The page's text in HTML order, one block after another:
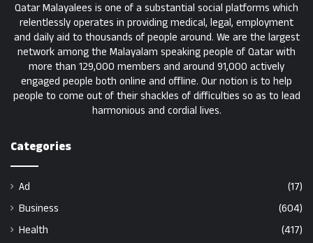
Qatar Malayalees is one of a substantial social platforms which
relentlessly operates in providing medical, legal, employment
and daily aid to thousands of people around. We are the largest
network among the Malayalam speaking people of Qatar with
more than 129,000 members and around 91,000 actively
engaged people both online and offline. Our notion is to help
people to come out of their shackles of difficulties so as to lead
harmonious and cordial lives.
Categories
Ad
(17)
Business
(604)
Health
(417)